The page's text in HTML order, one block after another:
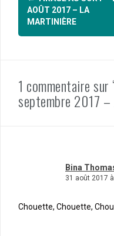
d'article
AOÛT 2017 – LA
MARTINIÈRE
1 commentaire
septembre 2017
Bina
31 août 2017
Chouette, Chouette,